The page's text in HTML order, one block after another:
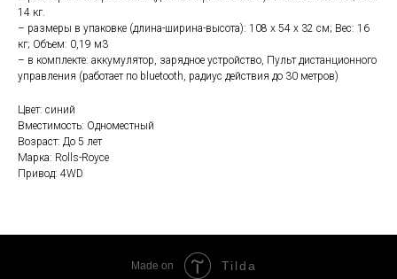
14 кг.
– размеры в упаковке (длина-ширина-высота): 108 x 54 x 32 см; Вес: 16
кг; Объем: 0,19 м3
– в комплекте: аккумулятор, зарядное устройство, Пульт дистанционного
управления (работает по bluetooth, радиус действия до 30 метров)
Цвет: синий
Вместимость: Одноместный
Возраст: До 5 лет
Марка: Rolls-Royce
Привод: 4WD
Made on Tilda